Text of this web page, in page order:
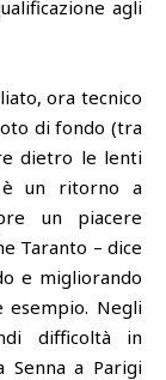
agli
ora tecnico
di fondo (tra
dietro le lenti
è un ritorno a
un piacere
Taranto – dice
e migliorando
Negli
difficoltà in
Senna a Parigi